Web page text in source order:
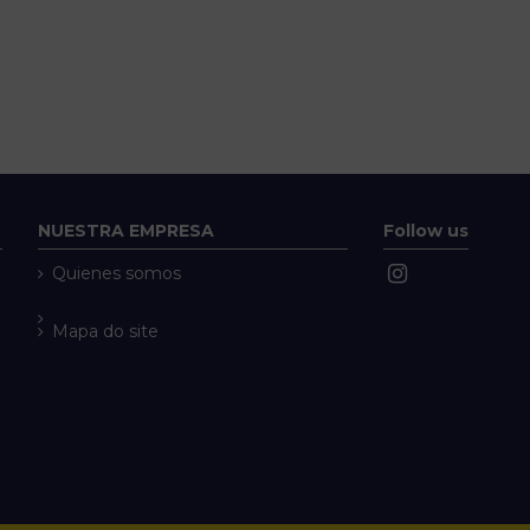
NUESTRA EMPRESA
Quienes somos
Mapa do site
Follow us